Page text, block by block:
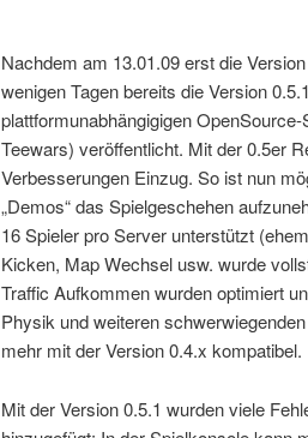
Nachdem am 13.01.09 erst die
wenigen Tagen bereits die Version
plattformunabhängigigen OpenSource-
Teewars) veröffentlicht. Mit der 0.5er
Verbesserungen Einzug. So ist nun
„Demos“ das Spielgeschehen
16 Spieler pro Server unterstützt
Kicken, Map Wechsel usw. wurde
Traffic Aufkommen wurden optimiert
Physik und weiteren
mehr mit der Version 0.4.x kompatibel.
Mit der Version 0.5.1 wurden viele